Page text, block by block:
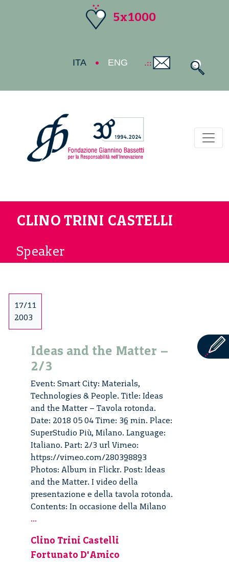
5x1000
ITA ENG
CLINO TRINI CASTELLI
Speaker
17/11
2003
Ideas and the Matter –
2/3
Event: Smart City: Materials,
Technologies & People. Title: Ideas
and the Matter – Tavola rotonda.
Date: 2018 05 04 Time: 36 min. Place:
SuperStudio Più, Milano. Language:
Italiano. Part: 2/3 url Vimeo:
https://vimeo.com/280398893
Photos: Album in Flickr. Post: Ideas
and the Matter. I video della
presentazione e della tavola rotonda.
Contents: In occasione della Milano
...
the
Matter
Clino Trini Castelli
Fortunato D'Amico